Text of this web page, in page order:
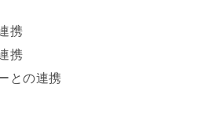
携
携
との連携